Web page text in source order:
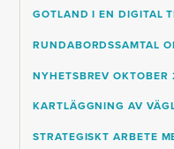
GOTLAND I EN DIGITAL
RUNDABORDSSAMTAL
NYHETSBREV OKTOBER
KARTLÄGGNING AV
STRATEGISKT ARBETE